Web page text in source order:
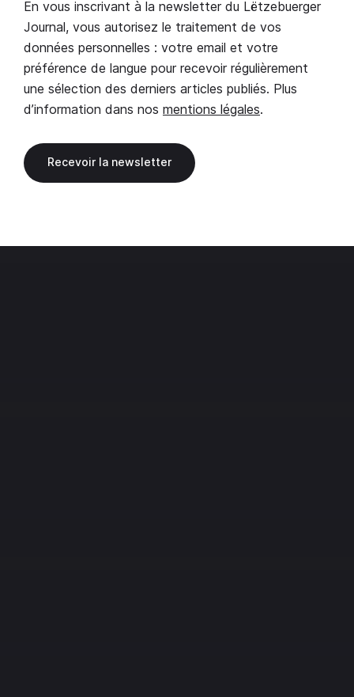
En vous inscrivant à la newsletter du Lëtzebuerger
Journal, vous autorisez le traitement de vos
données personnelles : votre email et votre
préférence de langue pour recevoir régulièrement
une sélection des derniers articles publiés. Plus
d’information dans nos mentions légales.